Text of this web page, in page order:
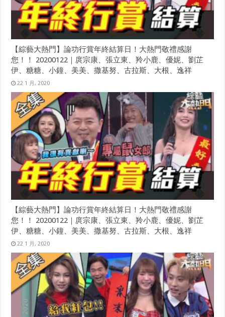
【綜藝大熱門】論功行賞年終結算日！大熱門敬禮感謝
您！！ 20200122｜庹宗康、張立東、羚小鹿、優妮、劉芷
伊、糖糖、小鐘、美美、撒基努、古拉斯、大根、逸祥
22 1 月, 2020
【綜藝大熱門】論功行賞年終結算日！大熱門敬禮感謝
您！！ 20200122｜庹宗康、張立東、羚小鹿、優妮、劉芷
伊、糖糖、小鐘、美美、撒基努、古拉斯、大根、逸祥
22 1 月, 2020